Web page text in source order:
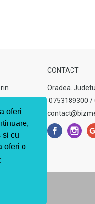
oferi
si cu
oferi o
din
stiu ca
CONTACT
Oradea,
0753189300 /